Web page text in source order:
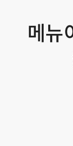
메뉴